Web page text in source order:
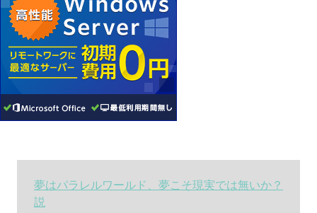
夢はパラレルワールド、夢こそ現実では無いか？
説